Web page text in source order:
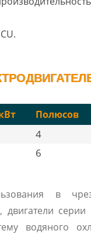
Полюсов
4
6
в
двигатели
водяного